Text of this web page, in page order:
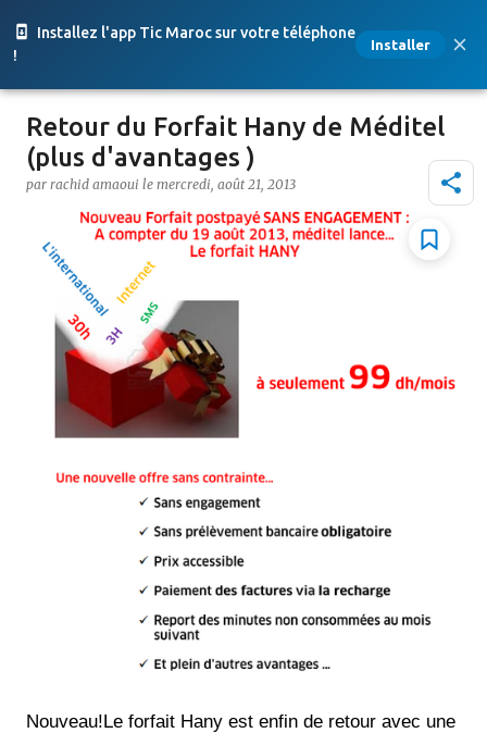
Installez l'app Tic Maroc sur votre téléphone
!
Installer
Accéder au contenu principal
Retour du Forfait Hany de Méditel
(plus d'avantages )
par rachid amaoui le mercredi, août 21, 2013
Nouveau!Le forfait Hany est enfin de retour avec une